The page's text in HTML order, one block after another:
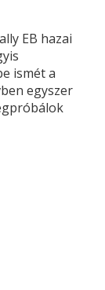
EB hazai
ismét a
egyszer